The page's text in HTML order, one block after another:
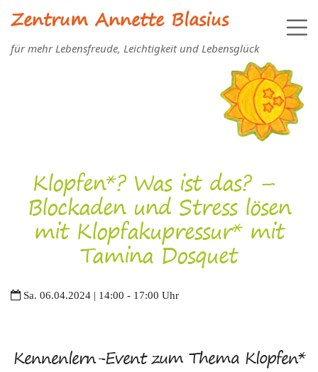
Zentrum Annette Blasius
für mehr Lebensfreude, Leichtigkeit und Lebensglück
Klopfen*? Was ist das? –
Blockaden und Stress lösen
mit Klopfakupressur* mit
Tamina Dosquet
Sa. 06.04.2024 | 14:00 - 17:00 Uhr
Kennenlern-Event zum Thema Klopfen*